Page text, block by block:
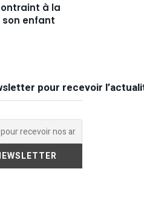
à la
enfant
pour recevoir